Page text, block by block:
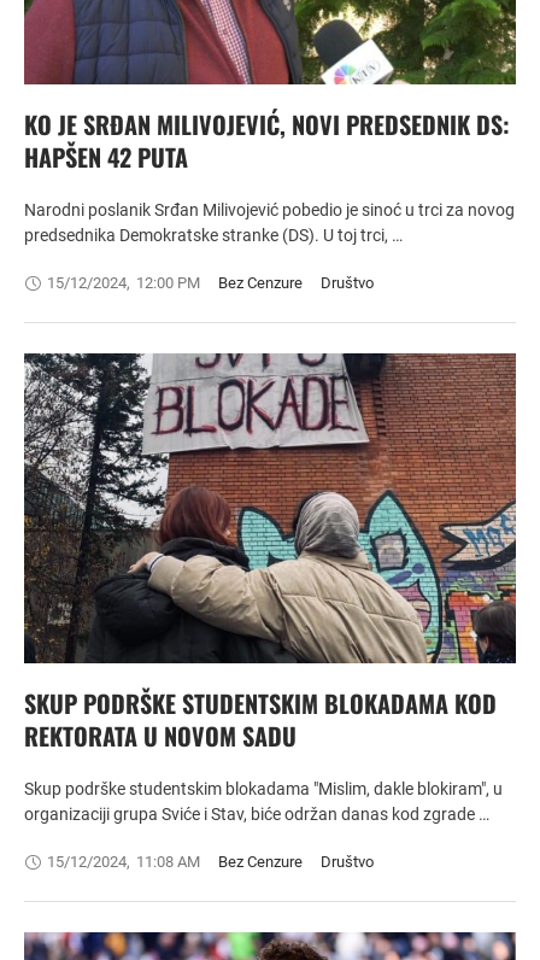
KO JE SRĐAN MILIVOJEVIĆ, NOVI PREDSEDNIK DS:
HAPŠEN 42 PUTA
Narodni poslanik Srđan Milivojević pobedio je sinoć u trci za novog
predsednika Demokratske stranke (DS). U toj trci, …
15/12/2024, 12:00 PM Bez Cenzure Društvo
SKUP PODRŠKE STUDENTSKIM BLOKADAMA KOD
REKTORATA U NOVOM SADU
Skup podrške studentskim blokadama "Mislim, dakle blokiram", u
organizaciji grupa Sviće i Stav, biće održan danas kod zgrade …
15/12/2024, 11:08 AM Bez Cenzure Društvo